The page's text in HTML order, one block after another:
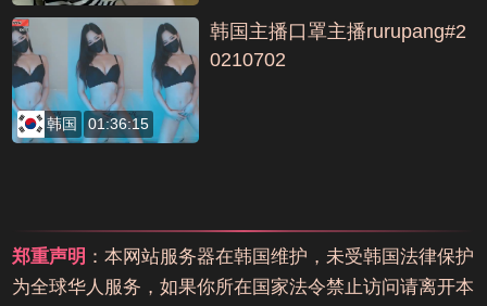
韩国 01:36:15
韩国主播口罩主播rurupang#2
0210702
郑重声明 ：本网站服务器在韩国维护，未受韩国法律保护
为全球华人服务，如果你所在国家法令禁止访问请离开本